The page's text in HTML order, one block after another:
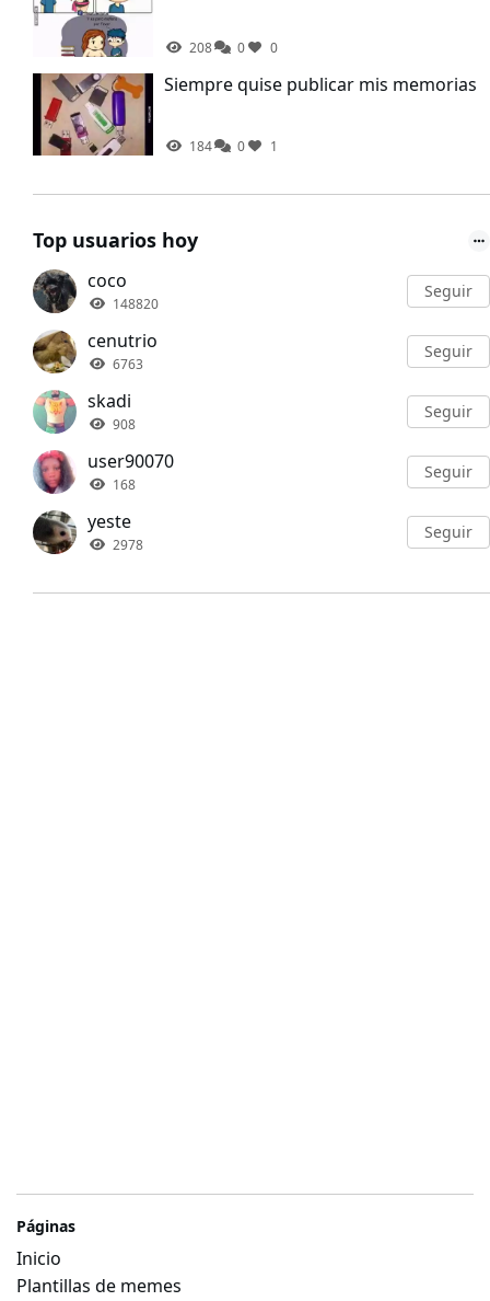
208 0 0
Siempre quise publicar mis memorias
184 0 1
Top usuarios hoy
coco
148820
Seguir
cenutrio
6763
Seguir
skadi
908
Seguir
user90070
168
Seguir
yeste
2978
Seguir
Páginas
Inicio
Plantillas de memes